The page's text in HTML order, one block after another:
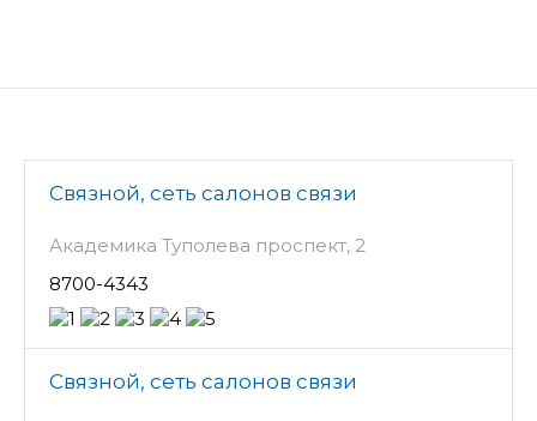
Связной, сеть салонов связи
Академика Туполева проспект, 2
8700-4343
Связной, сеть салонов связи